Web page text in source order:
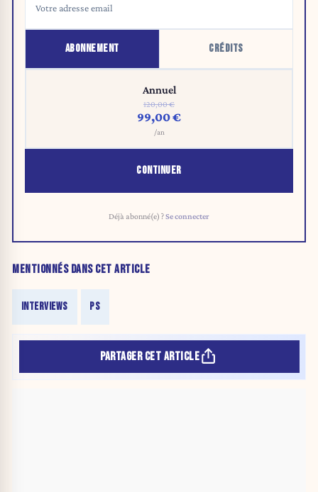
ABONNEMENT CRÉDITS
Annuel
120,00 €
99,00 €
/an
CONTINUER
Déjà abonné(e) ?Se connecter
MENTIONNÉS DANS CET ARTICLE
INTERVIEWS PS
PARTAGER CET ARTICLE